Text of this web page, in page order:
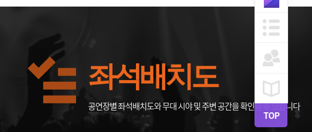
TOP
좌석배치도
공연장별 좌석배치도와 무대 시야 및 주변 공간을 확인할 수 있습니다